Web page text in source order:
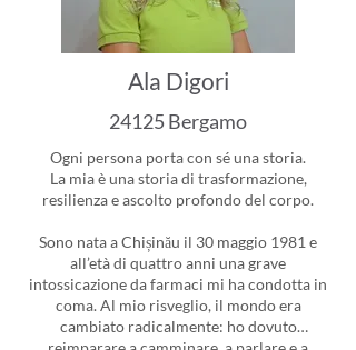
Ala Digori
24125 Bergamo
Ogni persona porta con sé una storia.
La mia è una storia di trasformazione,
resilienza e ascolto profondo del corpo.
Sono nata a Chișinău il 30 maggio 1981 e
all’età di quattro anni una grave
intossicazione da farmaci mi ha condotta in
coma. Al mio risveglio, il mondo era
cambiato radicalmente: ho dovuto